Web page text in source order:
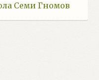
Семи Гномов